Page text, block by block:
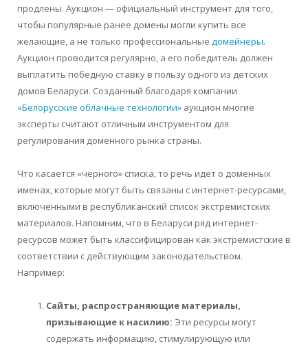
продлены. Аукцион — официальный инструмент для того,
чтобы популярные ранее домены могли купить все
желающие, а не только профессиональные домейнеры.
Аукцион проводится регулярно, а его победитель должен
выплатить победную ставку в пользу одного из детских
домов Беларуси. Созданный благодаря компании
«Белорусские облачные технологии» аукцион многие
эксперты считают отличным инструментом для
регулирования доменного рынка страны.
Что касается «черного» списка, то речь идет о доменных
именах, которые могут быть связаны с интернет-ресурсами,
включенными в республиканский список экстремистских
материалов. Напомним, что в Беларуси ряд интернет-
ресурсов может быть классифицирован как экстремистские в
соответствии с действующим законодательством.
Например:
Сайты, распространяющие материалы,
призывающие к насилию: Эти ресурсы могут
содержать информацию, стимулирующую или